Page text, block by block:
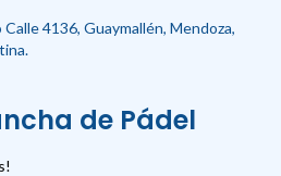
4136, Guaymallén, Mendoza,
de Pádel